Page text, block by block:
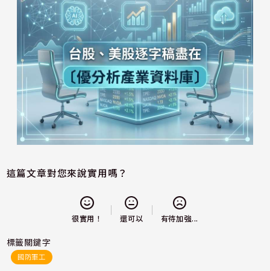
這篇文章對您來說實用嗎？
很實用！ 還可以 有待加強...
標籤關鍵字
國防軍工